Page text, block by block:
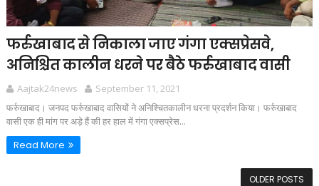
फर्रुखाबाद से निकाला जाए गंगा एक्सप्रेसवे,
अनिश्चित कालीन धरने पर बैठे फर्रुखाबाद वासी
Aajtak24news
September 11, 2021
फर्रुखाबाद। जनपद फर्रुखाबाद वासियों ने अनिश्चितकालीन धरना प्रदर्शन किया। फर्रुखाबाद
वासी एक ही मांग पर अड़े हैं की हर हाल में गंगा एक्सप्रेस...
Read More
OLDER POSTS